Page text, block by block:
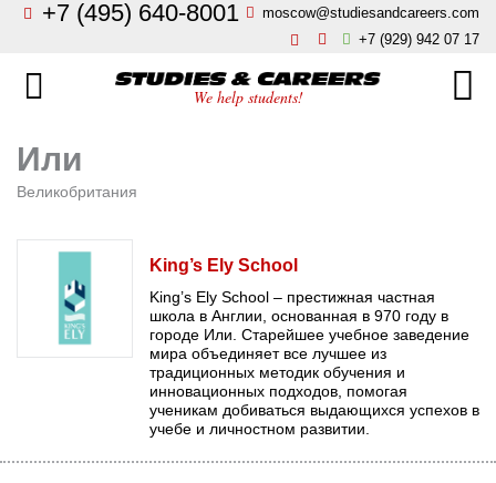
+7 (495) 640-8001
moscow@studiesandcareers.com
+7 (929) 942 07 17
We help students!
Бизнес, менеджмент, финансы
Искусство, мода, дизайн
Архитектура и инжиниринг
Языковые школы
Гостиничный бизнес, туризм
Кулинарное искусство
Или
Великобритания
King’s Ely School
King’s Ely School – престижная частная
школа в Англии, основанная в 970 году в
городе Или. Старейшее учебное заведение
мира объединяет все лучшее из
традиционных методик обучения и
инновационных подходов, помогая
ученикам добиваться выдающихся успехов в
учебе и личностном развитии.
Главная
Направления
О нас
Новости
Отзывы